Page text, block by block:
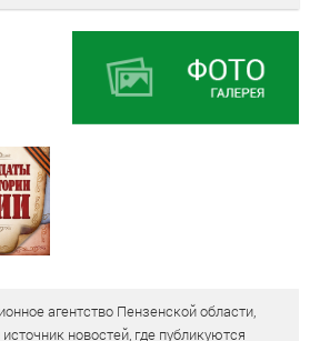
агентство Пензенской области,
новостей, где публикуются